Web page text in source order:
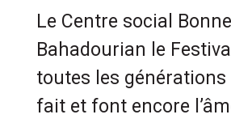
Le Centre social
Bahadourian le
toutes les
fait et font encore